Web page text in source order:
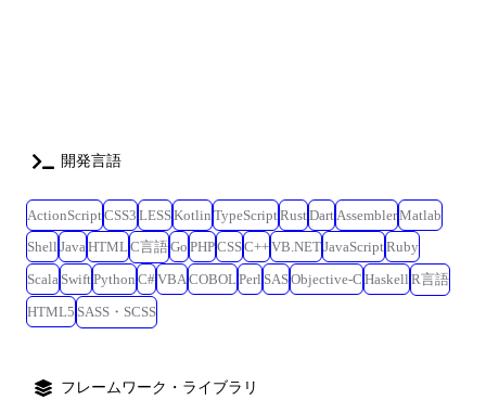
開発言語
ActionScriptCSS3 LESSKotlin TypeScriptRustDartAssemblerMatlab
Shell JavaHTML C言語Go PHPCSSC++VB.NETJavaScriptRuby
Scala SwiftPython C#VBACOBOL Perl SASObjective-C Haskell R言語
HTML5 SASS・SCSS
フレームワーク・ライブラリ